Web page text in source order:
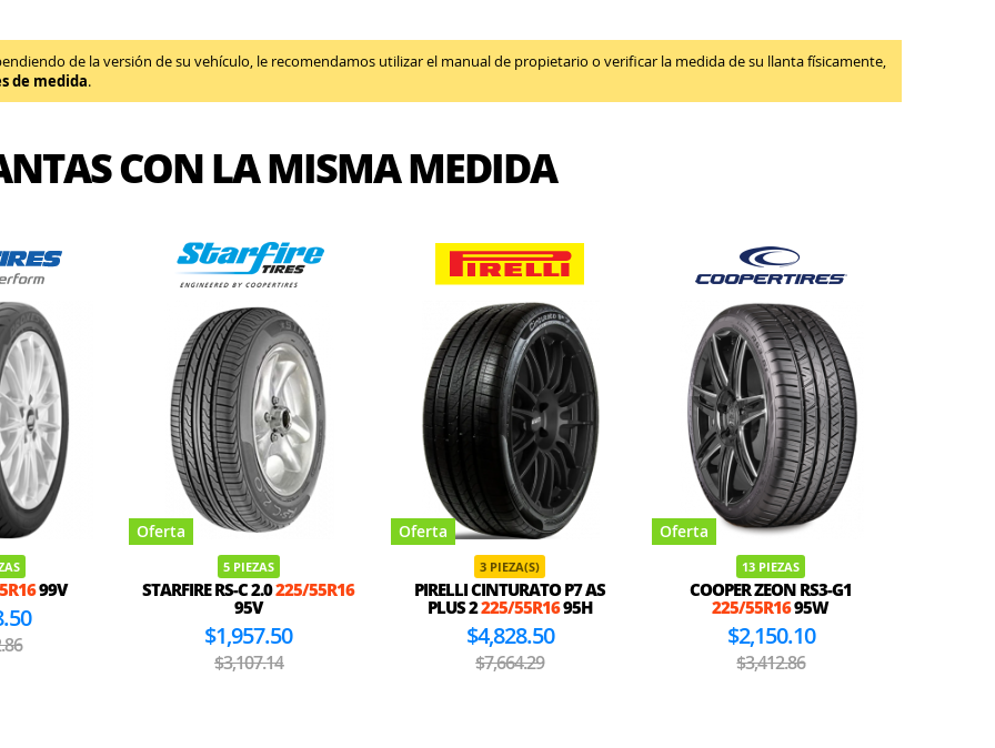
de la versión de su vehículo, le recomendamos utilizar el manual de propietario o verificar la medida de su llanta físicamente,
de medida.
CON LA MISMA MEDIDA
99V
Oferta
5 PIEZAS
STARFIRE RS-C 2.0225/55R16
95V
$1,957.50
$3,107.14
Oferta
3 PIEZA(S)
PIRELLI CINTURATO P7 AS
PLUS 2225/55R1695H
$4,828.50
$7,664.29
Oferta
13 PIEZAS
COOPER ZEON RS3-G1
225/55R1695W
$2,150.10
$3,412.86